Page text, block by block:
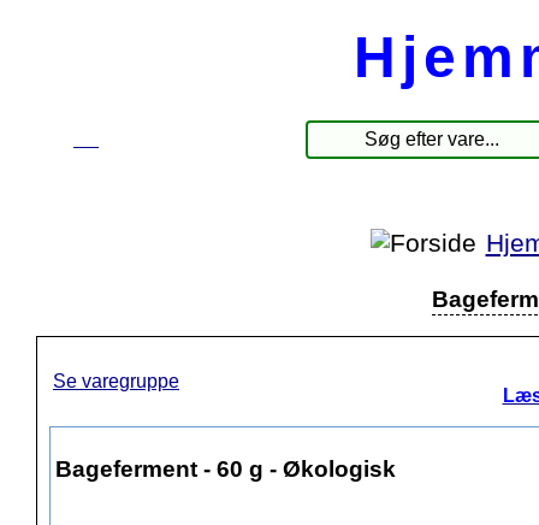
Se varegruppe
Bageferment - 60 g - Økologisk